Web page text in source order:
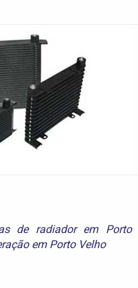
de radiador em Porto
em Porto Velho